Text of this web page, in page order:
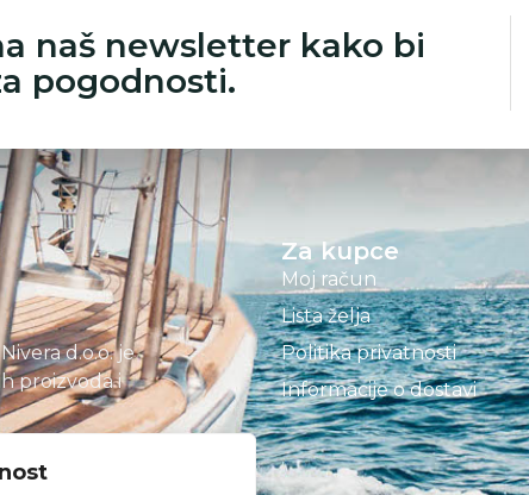
naš newsletter kako bi
pogodnosti.
d.o.o. je
proizvoda i
Za kupce
Moj račun
Lista želja
Politika privatnosti
Informacije o dostavi